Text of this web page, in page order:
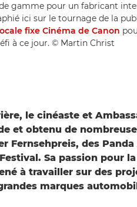
gamme pour un fabricant
ici sur le tournage de la
fixe Cinéma de Canon
à ce jour. © Martin Christ
le cinéaste et
et obtenu de
Fernsehpreis, des
Sa passion pour
à travailler sur des
marques